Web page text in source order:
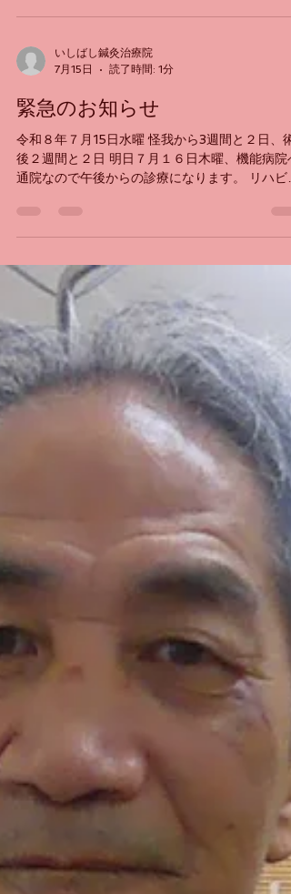
るやつを試しに使ってみたらあら不思議！少々無
理な動きをしても大丈夫になりました。 これは
7月15日
読了時間: 1分
緊急のお知らせ
令和８年７月15日水曜 怪我から3週間と２日、術
後２週間と２日 明日７月１６日木曜、機能病院